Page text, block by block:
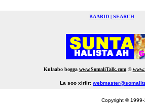
BAARID | SEARCH
Kulaabo bogga www.SomaliTalk.com ©
La soo xiriir:
Copyright © 1999-